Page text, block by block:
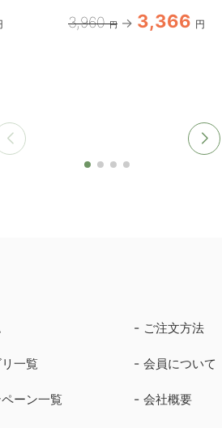
3,960 円 3,366 円
ご注文方法
一覧 会員について
ーン一覧 会社概要